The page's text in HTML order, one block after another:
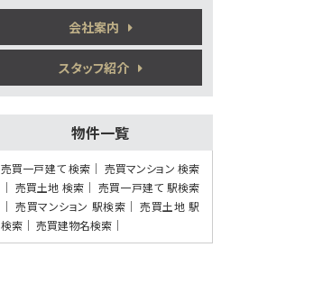
3,380万円
4ＬＤＫ
健軍町駅
歩27分
4ＳＬＤＫ
健軍町駅
歩12分
5万円プレゼント実施中〈家電家具何でも
会社案内
スタッフ紹介
物件一覧
売買一戸建て 検索
売買マンション 検索
売買土地 検索
売買一戸建て 駅検索
売買マンション 駅検索
売買土地 駅
検索
売買建物名検索